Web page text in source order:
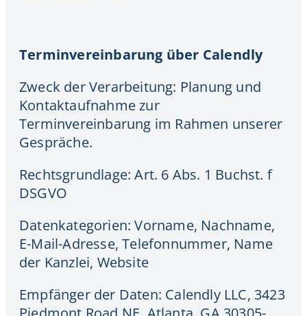
Terminvereinbarung über Calendly
Zweck der Verarbeitung: Planung und
Kontaktaufnahme zur
Terminvereinbarung im Rahmen unserer
Gespräche.
Rechtsgrundlage: Art. 6 Abs. 1 Buchst. f
DSGVO
Datenkategorien: Vorname, Nachname,
E-Mail-Adresse, Telefonnummer, Name
der Kanzlei, Website
Empfänger der Daten: Calendly LLC, 3423